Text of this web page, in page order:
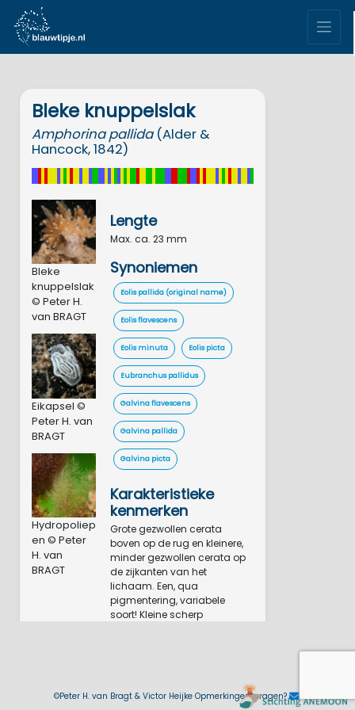
Bleke knuppelslak
Amphorina pallida (Alder &
Hancock, 1842)
Bleke
knuppelslak
© Peter H.
van BRAGT
Eikapsel ©
Peter H. van
BRAGT
Hydropoliep
en © Peter
H. van
BRAGT
Lengte
Max. ca. 23 mm
Synoniemen
Eolis pallida (original name)
Eolis flavescens
Eolis minuta Eolis picta
Eubranchus pallidus
Galvina flavescens
Galvina pallida
Galvina picta
Karakteristieke
kenmerken
Grote gezwollen cerata
boven op de rug en kleinere,
minder gezwollen cerata op
de zijkanten van het
lichaam. Een, qua
pigmentering, variabele
soort! Kleine scherp
volledig afwezig. Punt van de
cerata is transparant,
©Peter H. van Bragt & Victor Heijke Opmerkingen, vragen?